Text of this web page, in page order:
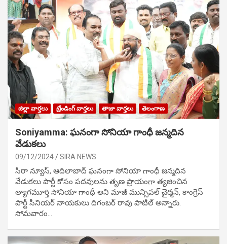
జిల్లా వార్తలు ట్రేండింగ్ వార్తలు తాజా వార్తలు తెలంగాణ
Soniyamma: ఘ‌నంగా సోనియా గాంధీ జ‌న్మ‌దిన
వేడుక‌లు
09/12/2024 SIRA NEWS
సిరా న్యూస్, ఆదిలాబాద్ ఘ‌నంగా సోనియా గాంధీ జ‌న్మ‌దిన
వేడుక‌లు పార్టీ కోసం ప‌ద‌వుల‌ను తృణ ప్రాయంగా త్య‌జించిన
త్యాగమూర్తి సోనియా గాంధీ అని మాజీ మున్సిప‌ల్ చైర్మ‌న్, కాంగ్రెస్
పార్టీ సీనియ‌ర్ నాయ‌కులు దిగంబ‌ర్ రావు పాటిల్ అన్నారు.
సోమవారం…